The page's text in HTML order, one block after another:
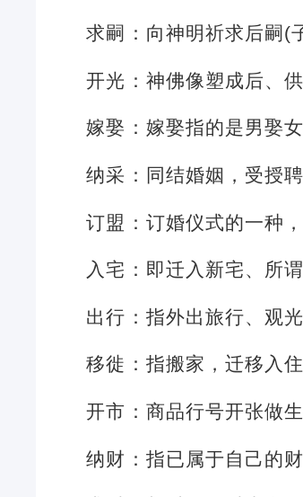
求嗣：向神明祈求后嗣(
开光：神佛像塑成后、
嫁娶：嫁娶指的是男娶
纳采：同结婚姻，受授
订盟：订婚仪式的一种
入宅：即迁入新宅、所
出行：指外出旅行、观光
移徙：指搬家，迁移入
开市：商品行号开张做
纳财：指已属于自己的